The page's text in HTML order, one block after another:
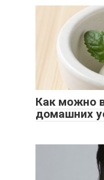
Как можно
домашних